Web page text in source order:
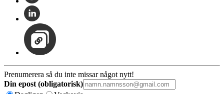
Prenumerera så du inte missar något nytt!
Din epost (obligatorisk)